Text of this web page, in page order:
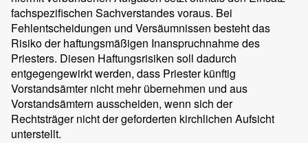
fachspezifischen Sachverstandes voraus. Bei
Fehlentscheidungen und Versäumnissen besteht das
Risiko der haftungsmäßigen Inanspruchnahme des
Priesters. Diesen Haftungsrisiken soll dadurch
entgegengewirkt werden, dass Priester künftig
Vorstandsämter nicht mehr übernehmen und aus
Vorstandsämtern ausscheiden, wenn sich der
Rechtsträger nicht der geforderten kirchlichen Aufsicht
unterstellt.